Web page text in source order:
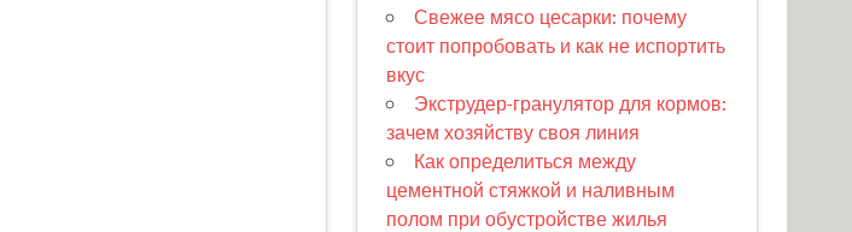
Свежее мясо цесарки: почему
стоит попробовать и как не испортить
вкус
Экструдер-гранулятор для кормов:
зачем хозяйству своя линия
Как определиться между
цементной стяжкой и наливным
полом при обустройстве жилья